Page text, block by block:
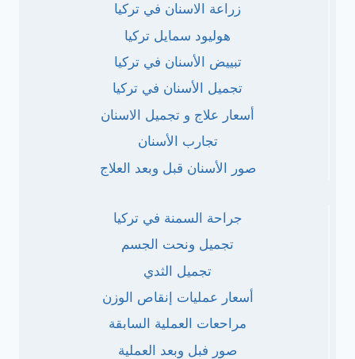
زراعة الاسنان في تركيا
هوليود سمايل تركيا
تبييض الأسنان في تركيا
تجميل الأسنان في تركيا
أسعار علاج و تجميل الاسنان
تجارب الأسنان
صور الأسنان قبل وبعد العلاج
جراحة السمنة في تركيا
تجميل ونحت الجسم
تجميل الثدي
أسعار عمليات إنقاص الوزن
مراحعات العملية السابقة
صور فبل وبعد العملية